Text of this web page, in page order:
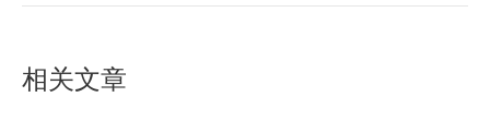
相关文章